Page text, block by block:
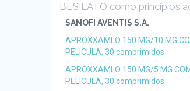
BESILATO como principios
SANOFI AVENTIS S.A.
APROXXAMLO 150 MG/10 MG
PELICULA, 30 comprimidos
APROXXAMLO 150 MG/5 MG
PELICULA, 30 comprimidos